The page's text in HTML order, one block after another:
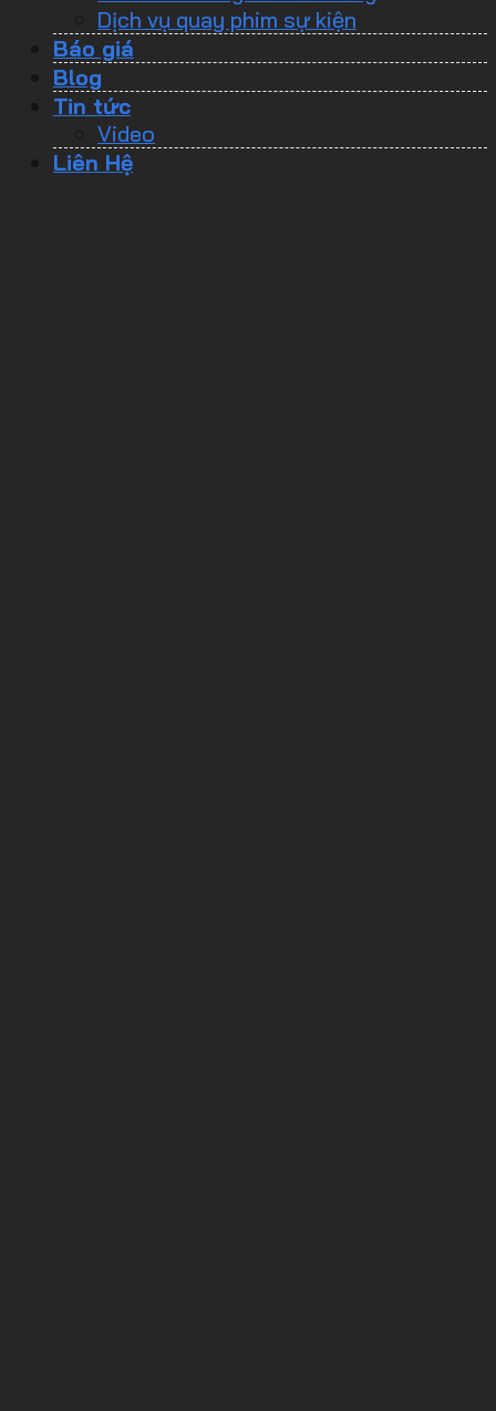
Dịch vụ quay phim sự kiện
Báo giá
Blog
Tin tức
Video
Liên Hệ